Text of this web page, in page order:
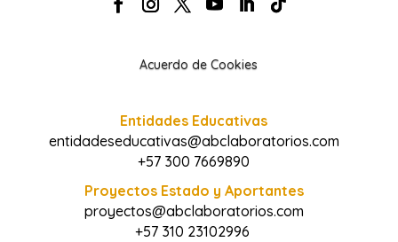
Acuerdo de Cookies
Entidades Educativas
entidadeseducativas@abclaboratorios.com
+57 300 7669890
Proyectos Estado y Aportantes
proyectos@abclaboratorios.com
+57 310 23102996